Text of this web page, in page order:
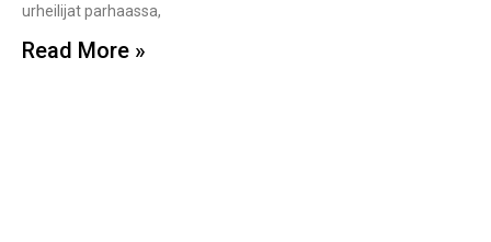
urheilijat parhaassa,
Read More »